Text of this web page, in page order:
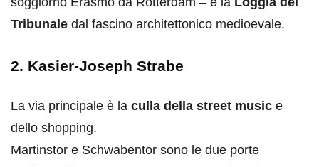
Tribunale dal fascino architettonico medioevale.
2. Kasier-Joseph Strabe
La via principale è la culla della street music e
dello shopping.
Martinstor e Schwabentor sono le due porte